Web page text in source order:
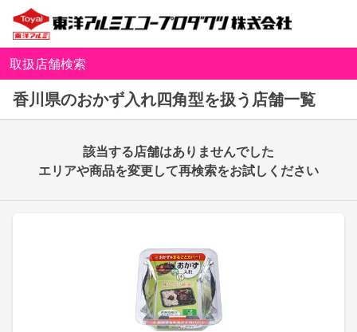
取扱店舗検索
香川県のおかず入れ四角型を扱う店舗一覧
該当する店舗はありませんでした
エリアや商品を変更して再検索をお試しください